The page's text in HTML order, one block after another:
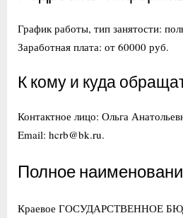
График работы, тип занятости:
Заработная плата: от 60000 руб.
К кому и куда
Контактное лицо: Ольга
Email: hcrb@bk.ru.
Полное
Краевое ГОСУДАРСТВЕННОЕ